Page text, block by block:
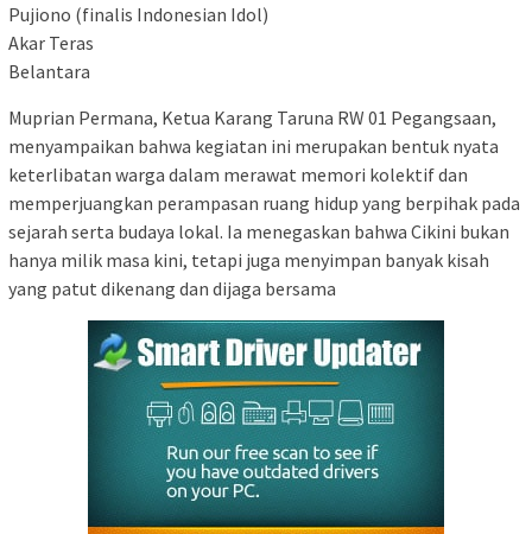
Pujiono (finalis Indonesian Idol)
Akar Teras
Belantara
Muprian Permana, Ketua Karang Taruna RW 01 Pegangsaan,
menyampaikan bahwa kegiatan ini merupakan bentuk nyata
keterlibatan warga dalam merawat memori kolektif dan
memperjuangkan perampasan ruang hidup yang berpihak pada
sejarah serta budaya lokal. Ia menegaskan bahwa Cikini bukan
hanya milik masa kini, tetapi juga menyimpan banyak kisah
yang patut dikenang dan dijaga bersama